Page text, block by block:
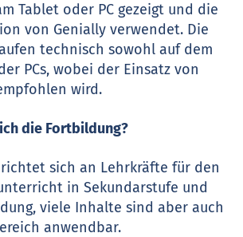
Tablet oder PC gezeigt und die
von Genially verwendet. Die
technisch sowohl auf dem
PCs, wobei der Einsatz von
wird.
die Fortbildung?
sich an Lehrkräfte für den
in Sekundarstufe und
viele Inhalte sind aber auch
anwendbar.